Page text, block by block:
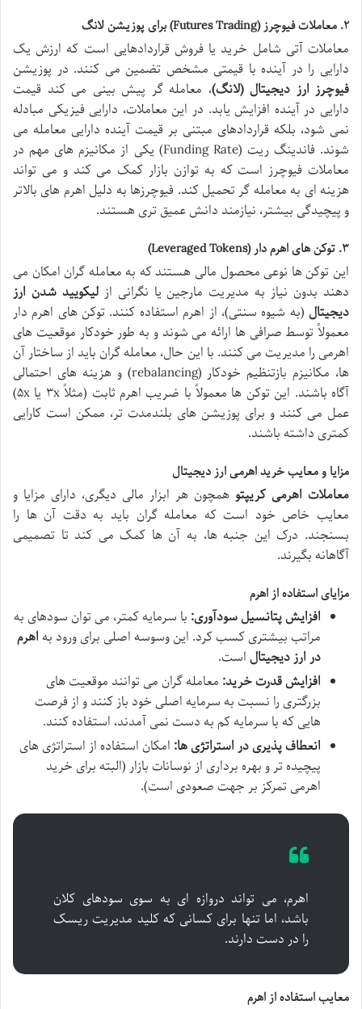
۲. معاملات فیوچرز (Futures Trading) برای پوزیشن لانگ
معاملات آتی شامل خرید یا فروش قراردادهایی است که ارزش یک
دارایی را در آینده با قیمتی مشخص تضمین می کنند. در پوزیشن
فیوچرز ارز دیجیتال (لانگ)، معامله گر پیش بینی می کند قیمت
دارایی در آینده افزایش یابد. در این معاملات، دارایی فیزیکی مبادله
نمی شود، بلکه قراردادهای مبتنی بر قیمت آینده دارایی معامله می
شوند. فاندینگ ریت (Funding Rate) یکی از مکانیزم های مهم در
معاملات فیوچرز است که به توازن بازار کمک می کند و می تواند
هزینه ای به معامله گر تحمیل کند. فیوچرزها به دلیل اهرم های بالاتر
و پیچیدگی بیشتر، نیازمند دانش عمیق تری هستند.
۳. توکن های اهرم دار (Leveraged Tokens)
این توکن ها نوعی محصول مالی هستند که به معامله گران امکان می
دهند بدون نیاز به مدیریت مارجین یا نگرانی ازلیکویید شدن ارز
دیجیتال (به شیوه سنتی)، از اهرم استفاده کنند. توکن های اهرم دار
معمولاً توسط صرافی ها ارائه می شوند و به طور خودکار موقعیت های
اهرمی را مدیریت می کنند. با این حال، معامله گران باید از ساختار آن
ها، مکانیزم بازتنظیم خودکار (rebalancing) و هزینه های احتمالی
آگاه باشند. این توکن ها معمولاً با ضریب اهرم ثابت (مثلاً ۳x یا ۵x)
عمل می کنند و برای پوزیشن های بلندمدت تر، ممکن است کارایی
کمتری داشته باشند.
مزایا و معایب خرید اهرمی ارز دیجیتال
معاملات اهرمی کریپتو همچون هر ابزار مالی دیگری، دارای مزایا و
معایب خاص خود است که معامله گران باید به دقت آن ها را
بسنجند. درک این جنبه ها، به آن ها کمک می کند تا تصمیمی
آگاهانه بگیرند.
مزایای استفاده از اهرم
افزایش پتانسیل سودآوری: با سرمایه کمتر، می توان سودهای به
مراتب بیشتری کسب کرد. این وسوسه اصلی برای ورود بهاهرم
در ارز دیجیتال است.
افزایش قدرت خرید: معامله گران می توانند موقعیت های
بزرگتری را نسبت به سرمایه اصلی خود باز کنند و از فرصت
هایی که با سرمایه کم به دست نمی آمدند، استفاده کنند.
انعطاف پذیری در استراتژی ها: امکان استفاده از استراتژی های
پیچیده تر و بهره برداری از نوسانات بازار (البته برای خرید
اهرمی تمرکز بر جهت صعودی است).
اهرم، می تواند دروازه ای به سوی سودهای کلان
باشد، اما تنها برای کسانی که کلید مدیریت ریسک
را در دست دارند.
معایب استفاده از اهرم